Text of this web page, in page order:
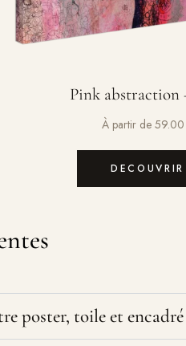
Pink abstraction
À partir de
DECOUVRIR
poster, toile et encadré